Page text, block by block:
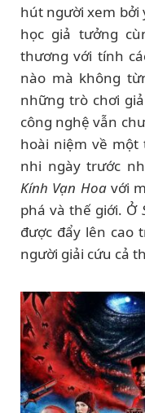
hút người xem bởi
học giả tưởng
thương với tính
nào mà không
những trò chơi
công nghệ vẫn
hoài niệm về
nhi ngày trước
Kính Vạn Hoa với
phá và thế giới. Ở
được đẩy lên cao
người giải cứu cả